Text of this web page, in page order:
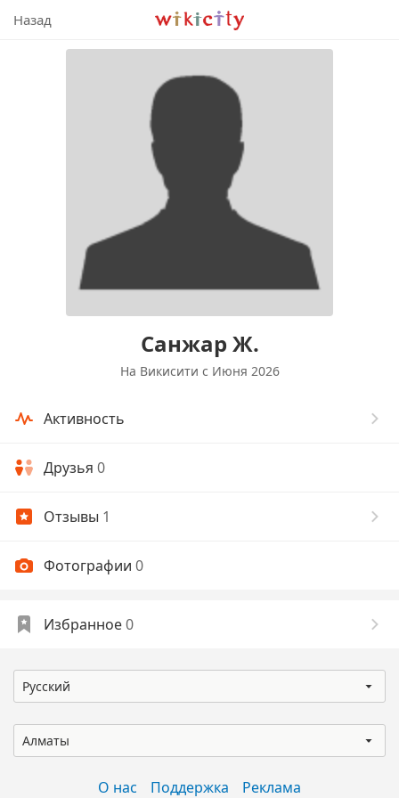
Викисити
Назад
Санжар Ж.
На Викисити c Июня 2026
Активность
Друзья 0
Отзывы 1
Фотографии 0
Избранное0
Русский
Алматы
О нас Поддержка Реклама